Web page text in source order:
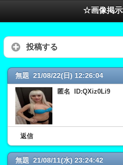
☆画像掲
投稿する
無題 21/08/22(日) 12:26:04
匿名 ID:QXiz0Li9
返信
無題 21/08/11(水) 23:24:42